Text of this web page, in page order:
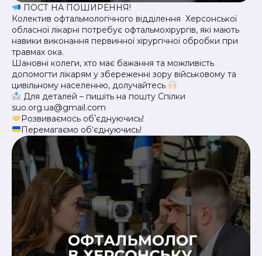
ПОСТ НА ПОШИРЕННЯ!
Колектив офтальмологічного відділення Херсонської
обласної лікарні потребує офтальмохірургів, які мають
навики виконання первинної хірургічної обробки при
травмах ока.
Шановні колеги, хто має бажання та можливість
допомогти лікарям у збереженні зору військовому та
цивільному населенню, долучайтесь
Для деталей – пишіть на пошту Спілки
suo.org.ua@gmail.com
Розвиваємось обʼєднуючись!
Перемагаємо об‘єднуючись!